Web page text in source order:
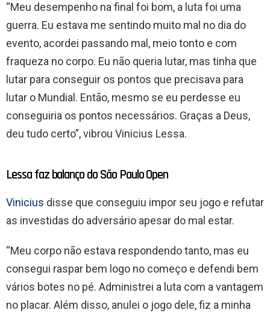
“Meu desempenho na final foi bom, a luta foi uma
guerra. Eu estava me sentindo muito mal no dia do
evento, acordei passando mal, meio tonto e com
fraqueza no corpo. Eu não queria lutar, mas tinha que
lutar para conseguir os pontos que precisava para
lutar o Mundial. Então, mesmo se eu perdesse eu
conseguiria os pontos necessários. Graças a Deus,
deu tudo certo”, vibrou Vinicius Lessa.
Lessa faz balanço do São Paulo Open
Vinicius disse que conseguiu impor seu jogo e refutar
as investidas do adversário apesar do mal estar.
“Meu corpo não estava respondendo tanto, mas eu
consegui raspar bem logo no começo e defendi bem
vários botes no pé. Administrei a luta com a vantagem
no placar. Além disso, anulei o jogo dele, fiz a minha